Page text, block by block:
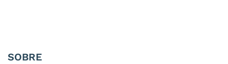
SOBRE